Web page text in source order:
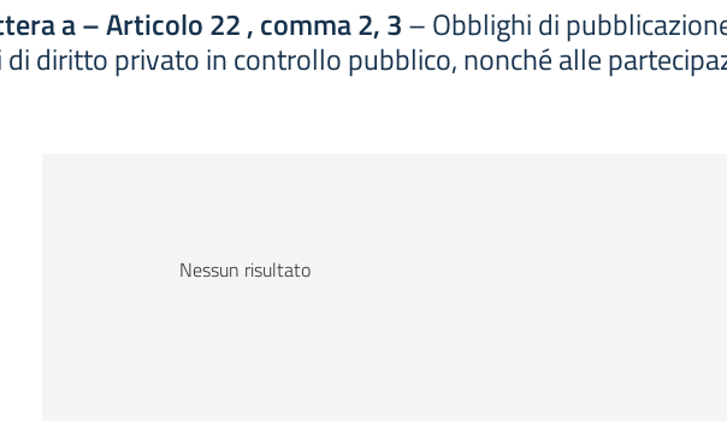
a – Articolo 22 , comma 2, 3– Obblighi di
diritto privato in controllo pubblico, nonché alle
Nessun risultato